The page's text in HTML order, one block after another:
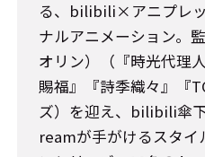
る、bilibili×アニプレ
ナルアニメーション。
オリン）（『時光代理
賜福』『詩季織々』『
ズ）を迎え、bilibili傘
reamが手がけるスタイ